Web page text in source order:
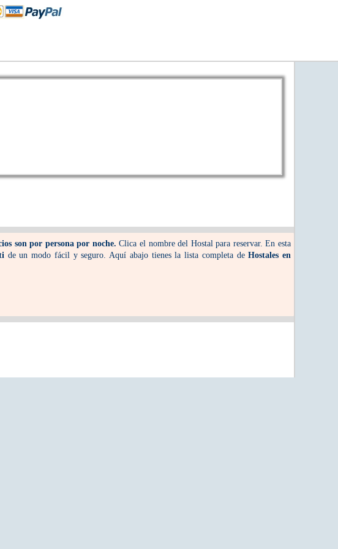
son por persona por noche. Clica el nombre del Hostal para reservar. En esta
de un modo fácil y seguro. Aquí abajo tienes la lista completa deHostales en